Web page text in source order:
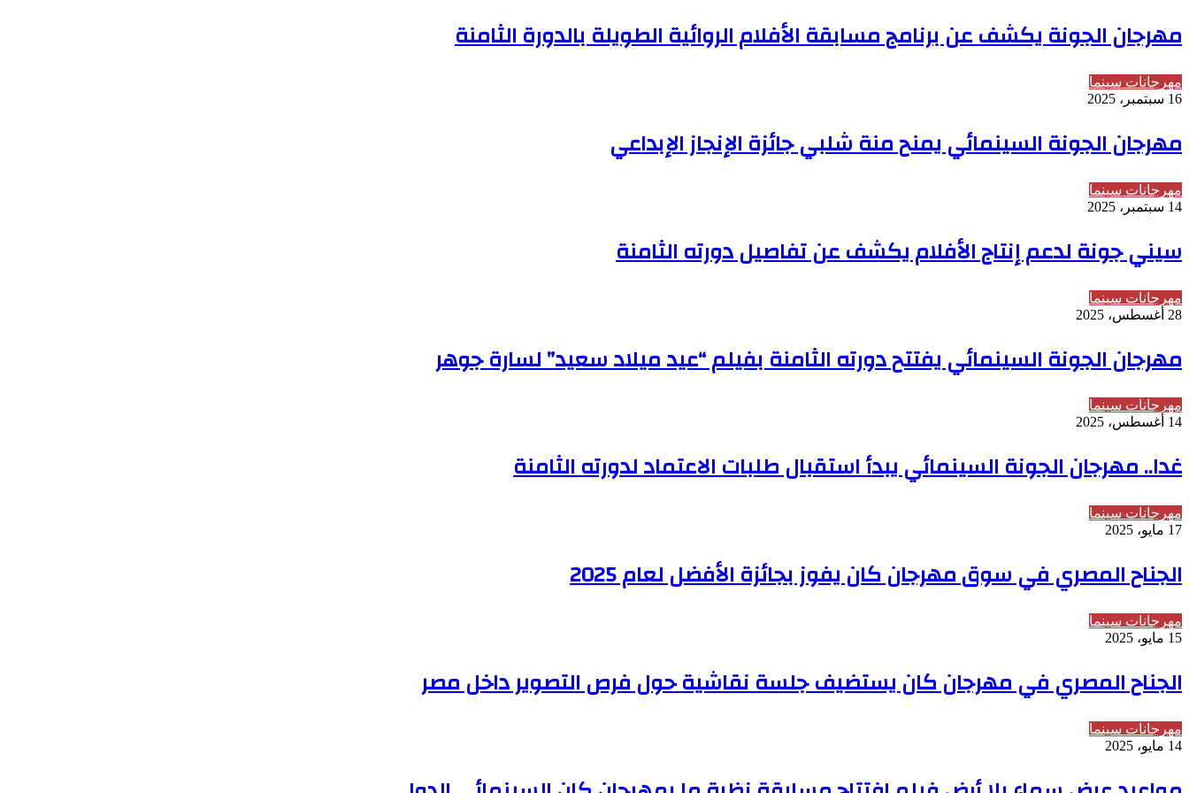
مهرجان الجونة يكشف عن برنامج مسابقة الأفلام الروائية الطويلة بالدورة الثامنة
مهرجانات سينما
16 سبتمبر، 2025
مهرجان الجونة السينمائي يمنح منة شلبي جائزة الإنجاز الإبداعي
مهرجانات سينما
14 سبتمبر، 2025
سيني جونة لدعم إنتاج الأفلام يكشف عن تفاصيل دورته الثامنة
مهرجانات سينما
28 أغسطس، 2025
مهرجان الجونة السينمائي يفتتح دورته الثامنة بفيلم “عيد ميلاد سعيد” لسارة جوهر
مهرجانات سينما
14 أغسطس، 2025
غدا.. مهرجان الجونة السينمائي يبدأ استقبال طلبات الاعتماد لدورته الثامنة
مهرجانات سينما
17 مايو، 2025
الجناح المصري في سوق مهرجان كان يفوز بجائزة الأفضل لعام 2025
مهرجانات سينما
15 مايو، 2025
الجناح المصري في مهرجان كان يستضيف جلسة نقاشية حول فرص التصوير داخل مصر
مهرجانات سينما
14 مايو، 2025